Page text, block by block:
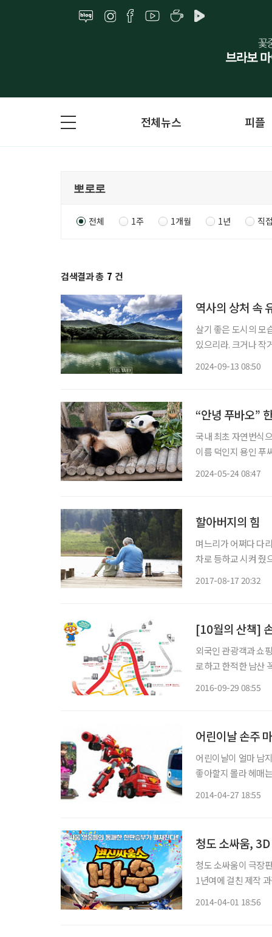
전체뉴스 피플
전체 1주 1개월 1년 직
검색결과 총 7 건
역사의 상처 속
살기 좋은 도시의 모
있으리라. 크거나 작
2024-09-13 08:50
“안녕 푸바오”
국내 최초 자연번식
이름 덕인지 용인 푸
2024-05-24 08:47
할아버지의 힘
며느리가 어쩌다 다
차로 등하교 시켜 줬
2017-08-17 20:32
[10월의 산책]
외국인 관광객과 쇼
로하고 한적한 남산
2016-09-29 08:55
어린이날 손주
어린이날이 얼마 남
좋아할지 몰라 헤매는 신중년들도 있다. 그렇다
2014-04-27 18:55
청도 소싸움,
청도 소싸움이 극장판 3D 애니메이
1년여에 걸친 제작
2014-04-01 18:56